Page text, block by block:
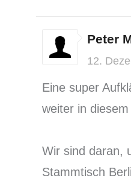
Peter
12.
Eine super
weiter in
Wir sind daran,
Stammtisch